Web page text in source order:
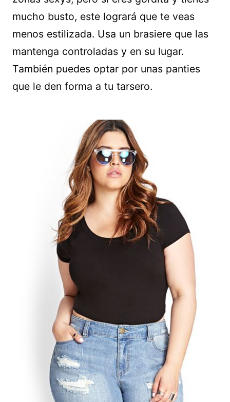
mucho busto, este logrará que te veas
menos estilizada. Usa un brasiere que las
mantenga controladas y en su lugar.
También puedes optar por unas panties
que le den forma a tu tarsero.